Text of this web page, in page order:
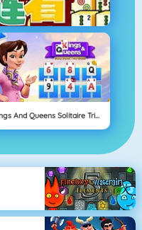
Kings And Queens Solitaire Tripeaks